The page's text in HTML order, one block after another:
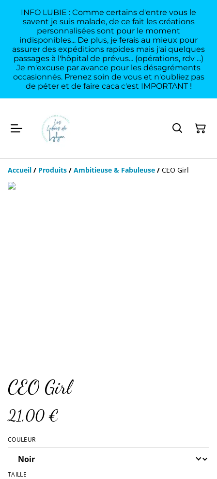
INFO LUBIE : Comme certains d'entre vous le
savent je suis malade, de ce fait les créations
personnalisées sont pour le moment
indisponibles... De plus, je ferais au mieux pour
assurer des expéditions rapides mais j'ai quelques
passages à l'hôpital de prévus... (opérations, rdv ...)
Je m'excuse par avance pour les désagréments
occasionnés. Prenez soin de vous et n'oubliez pas
de péter et de faire caca c'est IMPORTANT !
Accueil / Produits / Ambitieuse & Fabuleuse / CEO Girl
CEO Girl
21,00 €
COULEUR
TAILLE